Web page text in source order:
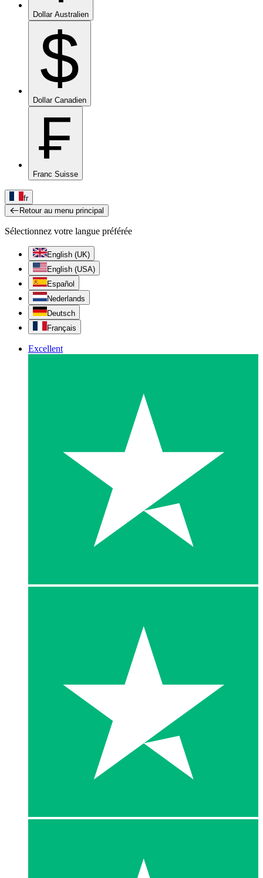
Dollar Australien
$
Dollar Canadien
₣
Franc Suisse
fr
Retour au menu principal
Sélectionnez votre langue préférée
English (UK)
English (USA)
Español
Nederlands
Deutsch
Français
Excellent